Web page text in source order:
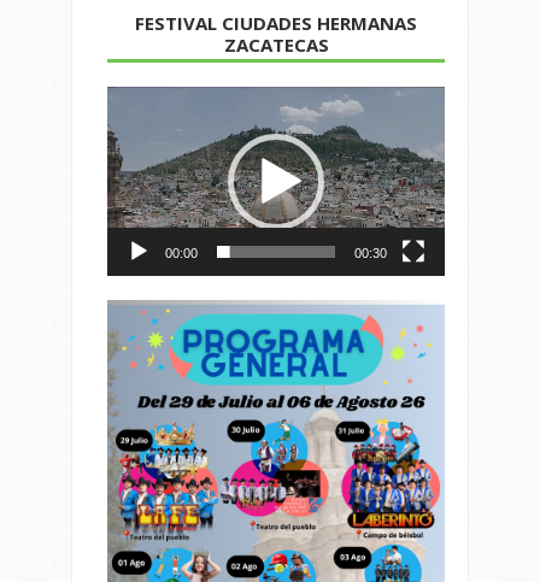
FESTIVAL CIUDADES HERMANAS
ZACATECAS
de
vídeo
00:00 00:30